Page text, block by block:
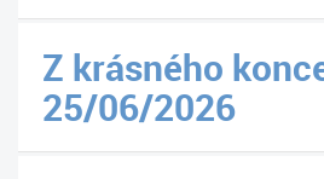
Z krásného
25/06/2026